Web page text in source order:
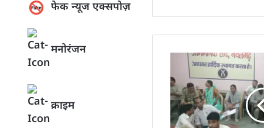
फेक न्यूज एक्सपोज़
मनोरंजन
क्राइम